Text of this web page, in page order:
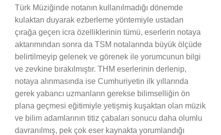
Türk Müziğinde notanın kullanılmadığı dönemde
kulaktan duyarak ezberleme yöntemiyle ustadan
çırağa geçen icra özelliklerinin tümü, eserlerin notaya
aktarımından sonra da TSM notalarında büyük ölçüde
belirtilmeyip gelenek ve görenek ile yorumcunun bilgi
ve zevkine bırakılmıştır. THM eserlerinin derlenip,
notaya alınmasında ise Cumhuriyetin ilk yıllarında
gerek yabancı uzmanların gerekse bilimselliğin ön
plana geçmesi eğitimiyle yetişmiş kuşaktan olan müzik
ve bilim adamlarının titiz çabaları sonucu daha olumlu
davranılmış, pek çok eser kaynakta yorumlandığı